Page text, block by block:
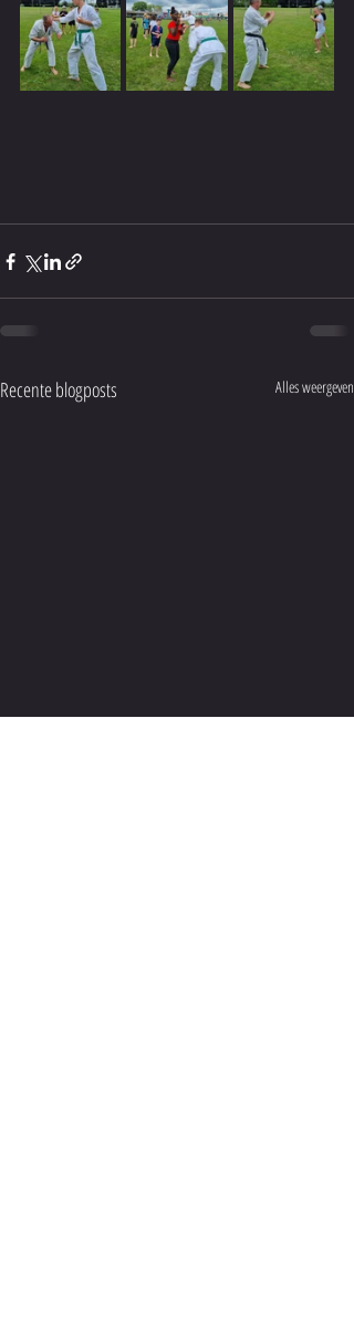
Recente blogposts Alles weergeven